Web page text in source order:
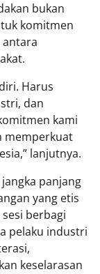
bukan
komitmen
Harus
dan
kami
memperkuat
lanjutnya.
panjang
yang etis
berbagi
pelaku industri
keselarasan